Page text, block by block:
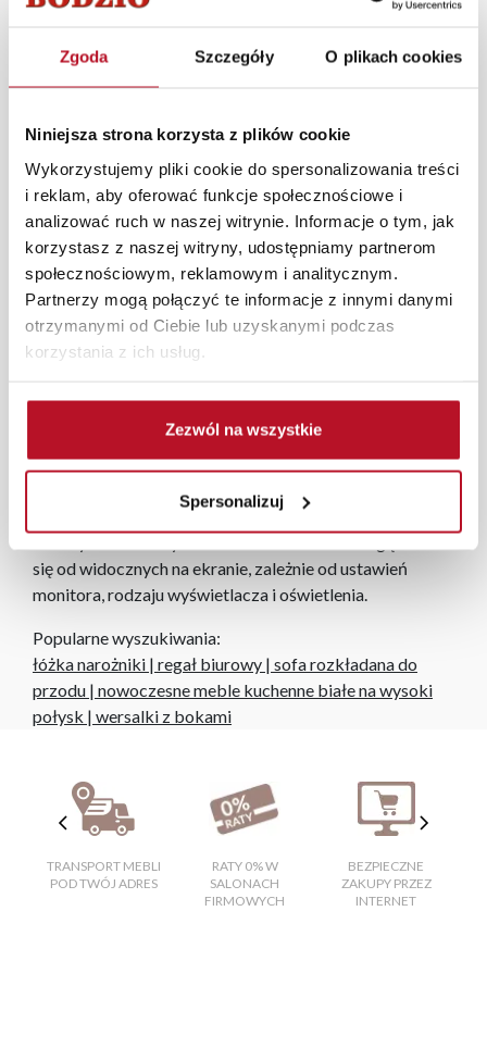
Zgoda Szczegóły O plikach cookies
Niniejsza strona korzysta z plików cookie
Wykorzystujemy pliki cookie do spersonalizowania treści
i reklam, aby oferować funkcje społecznościowe i
analizować ruch w naszej witrynie. Informacje o tym, jak
korzystasz z naszej witryny, udostępniamy partnerom
społecznościowym, reklamowym i analitycznym.
Partnerzy mogą połączyć te informacje z innymi danymi
otrzymanymi od Ciebie lub uzyskanymi podczas
korzystania z ich usług.
Zezwól na wszystkie
Spersonalizuj
kolekcji LAVIO został wykonany z wysokiej jakości
materiałów imitujących wygląd prawdziwej rośliny.
wyposażenia wnętrz w kuchni, salonie, a nawet sypialni
oraz łazience.
W każdym z salonów mebli Bodzio oferujemy pomoc w
aranżacji mebli, a nasi pracownicy z wykorzystaniem
programu Planer 3D bezpłatnie zaprojektują i
przygotują kompleksową wizualizację Państwa
pomieszczenia wraz z wyceną. Każde zamówienie
złożone w sklepie stacjonarnym dostarczymy do 3 dni
roboczych, również na terenie całego kraju. Wszystkie
niezależnie od miejsca złożenia zamówienia.
Zdjęcia produktów mają charakter poglądowy.
się od widocznych na ekranie, zależnie od ustawień
monitora, rodzaju wyświetlacza i oświetlenia.
Popularne wyszukiwania:
łóżka narożniki | regał biurowy | sofa rozkładana do
przodu | nowoczesne meble kuchenne białe na wysoki
połysk | wersalki z bokami
TRANSPORT MEBLI
POD TWÓJ ADRES
RATY 0% W
SALONACH
FIRMOWYCH
BEZPIECZNE
ZAKUPY PRZEZ
INTERNET